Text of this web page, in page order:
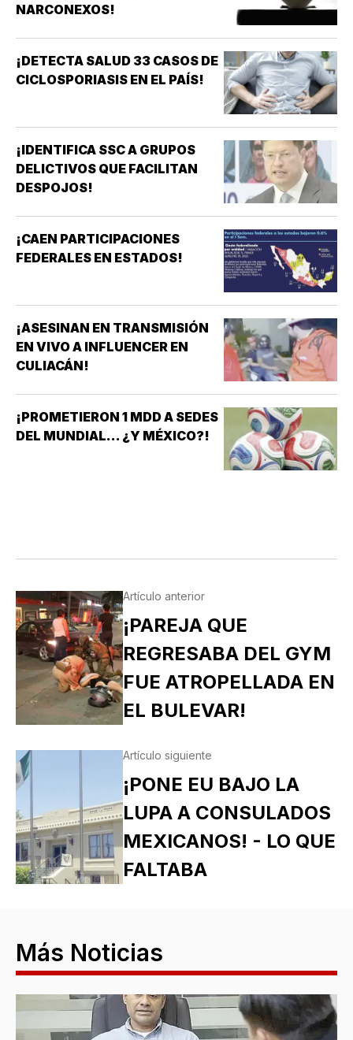
NARCONEXOS!
¡DETECTA SALUD 33 CASOS DE
CICLOSPORIASIS EN EL PAÍS!
¡IDENTIFICA SSC A GRUPOS
DELICTIVOS QUE FACILITAN
DESPOJOS!
¡CAEN PARTICIPACIONES
FEDERALES EN ESTADOS!
¡ASESINAN EN TRANSMISIÓN
EN VIVO A INFLUENCER EN
CULIACÁN!
¡PROMETIERON 1 MDD A SEDES
DEL MUNDIAL... ¿Y MÉXICO?!
Artículo anterior
¡PAREJA QUE
REGRESABA DEL GYM
FUE ATROPELLADA EN
EL BULEVAR!
Artículo siguiente
¡PONE EU BAJO LA
LUPA A CONSULADOS
MEXICANOS! - LO QUE
FALTABA
Más Noticias